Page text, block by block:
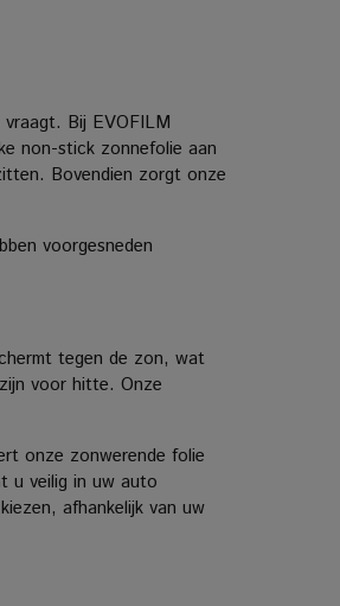
Bij EVOFILM
non-stick zonnefolie aan
Bovendien zorgt onze
voorgesneden
tegen de zon, wat
voor hitte. Onze
onze zonwerende folie
u veilig in uw auto
afhankelijk van uw